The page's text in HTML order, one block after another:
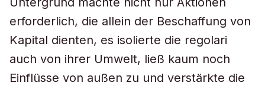
erforderlich, die allein der Beschaffung von
Kapital dienten, es isolierte die regolari
auch von ihrer Umwelt, ließ kaum noch
Einflüsse von außen zu und verstärkte die